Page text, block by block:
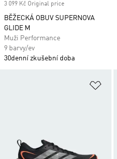
3 099 Kč Original price
BĚŽECKÁ OBUV SUPERNOVA
GLIDE M
Muži Performance
9 barvy/ev
30denní zkušební doba